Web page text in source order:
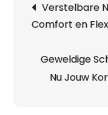
Verstelbare
Comfort en
Geweldige
Nu Jouw